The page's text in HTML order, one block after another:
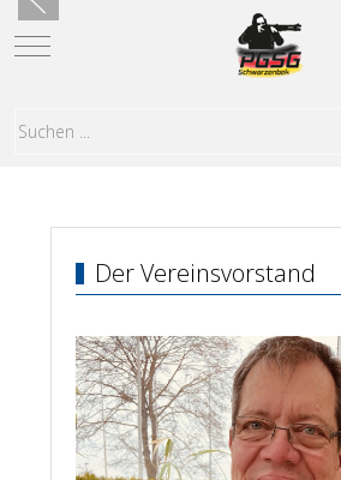
Mobile Menu Toggle
Der Vereinsvorstand